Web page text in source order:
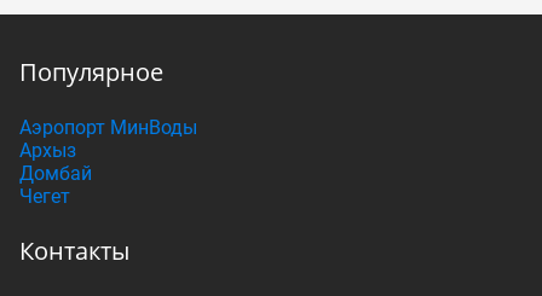
Популярное
Аэропорт МинВоды
Архыз
Домбай
Чегет
Контакты